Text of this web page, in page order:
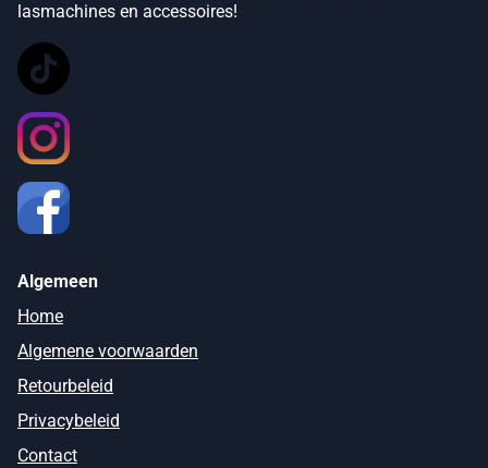
lasmachines en accessoires!
Algemeen
Home
Algemene voorwaarden
Retourbeleid
Privacybeleid
Contact